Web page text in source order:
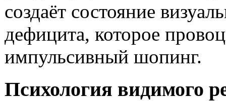
создаёт состояние
дефицита, которое
импульсивный шопинг.
Психология видимого